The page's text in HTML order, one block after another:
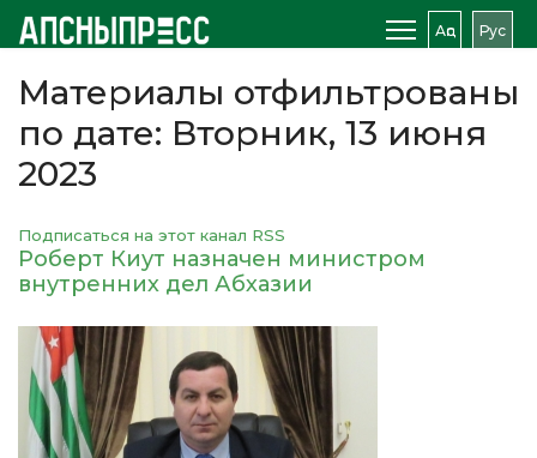
Аԥс Рус
Материалы отфильтрованы
по дате: Вторник, 13 июня
2023
Подписаться на этот канал RSS
Роберт Киут назначен министром
внутренних дел Абхазии